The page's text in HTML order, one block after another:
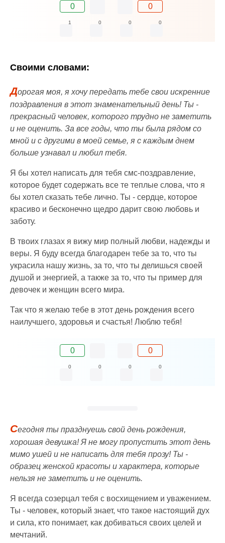
0 0
1 0 0 0
Своими словами:
Дорогая моя, я хочу передать тебе свои искренние
поздравления в этот знаменательный день! Ты -
прекрасный человек, которого трудно не заметить
и не оценить. За все годы, что ты была рядом со
мной и с другими в моей семье, я с каждым днем
больше узнавал и любил тебя.
Я бы хотел написать для тебя смс-поздравление,
которое будет содержать все те теплые слова, что я
бы хотел сказать тебе лично. Ты - сердце, которое
красиво и бесконечно щедро дарит свою любовь и
заботу.
В твоих глазах я вижу мир полный любви, надежды и
веры. Я буду всегда благодарен тебе за то, что ты
украсила нашу жизнь, за то, что ты делишься своей
душой и энергией, а также за то, что ты пример для
девочек и женщин всего мира.
Так что я желаю тебе в этот день рождения всего
наилучшего, здоровья и счастья! Люблю тебя!
0 0
0 0 0 0
Сегодня ты празднуешь свой день рождения,
хорошая девушка! Я не могу пропустить этот день
мимо ушей и не написать для тебя прозу! Ты -
образец женской красоты и характера, которые
нельзя не заметить и не оценить.
Я всегда созерцал тебя с восхищением и уважением.
Ты - человек, который знает, что такое настоящий дух
и сила, кто понимает, как добиваться своих целей и
мечтаний.